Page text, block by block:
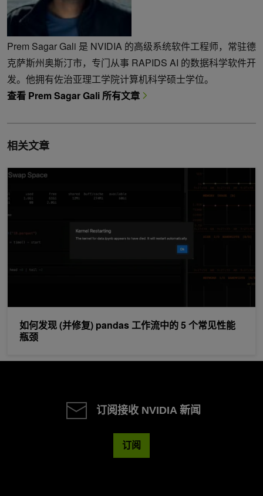
Prem Sagar Gali 是 NVIDIA 的高级系统软件工程师，常驻德
克萨斯州奥斯汀市，专门从事 RAPIDS AI 的数据科学软件开
发。他拥有佐治亚理工学院计算机科学硕士学位。
查看 Prem Sagar Gali 所有文章
相关文章
如何发现 (并修复) pandas 工作流中的 5 个常见性能
瓶颈
如何发现 (并修复) pandas 工作流中的 5 个常见性能瓶颈
订阅接收 NVIDIA 新闻
订阅